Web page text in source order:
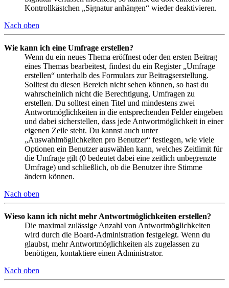
Kontrollkästchen „Signatur anhängen“ wieder deaktivieren.
Nach oben
Wie kann ich eine Umfrage erstellen?
Wenn du ein neues Thema eröffnest oder den ersten Beitrag
eines Themas bearbeitest, findest du ein Register „Umfrage
erstellen“ unterhalb des Formulars zur Beitragserstellung.
Solltest du diesen Bereich nicht sehen können, so hast du
wahrscheinlich nicht die Berechtigung, Umfragen zu
erstellen. Du solltest einen Titel und mindestens zwei
Antwortmöglichkeiten in die entsprechenden Felder eingeben
und dabei sicherstellen, dass jede Antwortmöglichkeit in einer
eigenen Zeile steht. Du kannst auch unter
„Auswahlmöglichkeiten pro Benutzer“ festlegen, wie viele
Optionen ein Benutzer auswählen kann, welches Zeitlimit für
die Umfrage gilt (0 bedeutet dabei eine zeitlich unbegrenzte
Umfrage) und schließlich, ob die Benutzer ihre Stimme
ändern können.
Nach oben
Wieso kann ich nicht mehr Antwortmöglichkeiten erstellen?
Die maximal zulässige Anzahl von Antwortmöglichkeiten
wird durch die Board-Administration festgelegt. Wenn du
glaubst, mehr Antwortmöglichkeiten als zugelassen zu
benötigen, kontaktiere einen Administrator.
Nach oben